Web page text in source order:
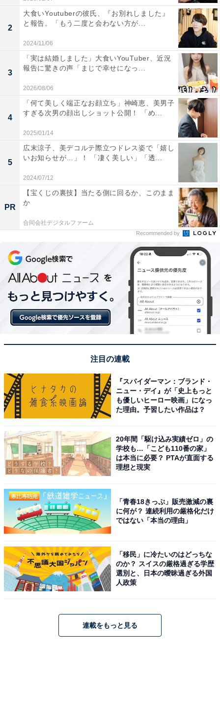
2
大食いYoutuberの彼氏、『お別れしました』
と報告。「もう二度と会わない方が...
2024/11/06
3
「実は結婚しました」大食いYouTuber、近況
報告に驚きの声「まじで幸せになっ...
2026/08/06
4
「何て美しく端正なお顔立ち」神崎恵、美男子
すぎる次男の顔出しショット公開！ 「め...
2025/01/14
5
広末涼子、美デコルテ際立つドレス姿で「嬉し
いお知らせが…」！ 「凄く美しい」「透...
2024/07/12
PR
【宝くじの裏技】当たる側に回るか、このまま
か
合同会社デジタルファーム
Recommended by
注目の連載
『スパイダーマン：ブランド・
ニュー・デイ』が「史上もっと
も優しいヒーロー映画」になっ
た理由。予習したい作品は？
20年間「駆け込み実績ゼロ」の
学校も…「こども110番の家」
は本当に必要？ PTAが直面する
理想と現実
「青春18きっぷ」販売激減の裏
に何が？ 連続利用の厳格化だけ
ではない「本当の理由」
「移民」に冷たいのはどっちな
のか？ スイスの厳格過ぎる学歴
選別と、日本の曖昧過ぎる外国
人政策
連載をもっと見る